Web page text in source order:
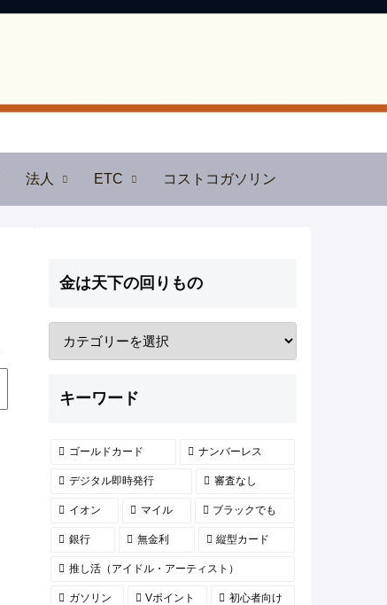
法人 ETC コストコガソリン
金は天下の回りもの
キーワード
ゴールドカード ナンバーレス
デジタル即時発行 審査なし
イオン マイル ブラックでも
銀行 無金利 縦型カード
推し活（アイドル・アーティスト）
ガソリン Vポイント 初心者向け